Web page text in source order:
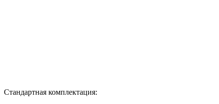
Стандартная комплектация: